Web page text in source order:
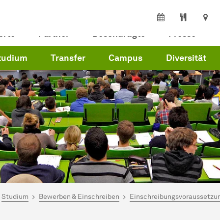
Partner Beschäftigte Presse
Transfer Campus Diversität
hier:
Studium Bewerben & Einschreiben